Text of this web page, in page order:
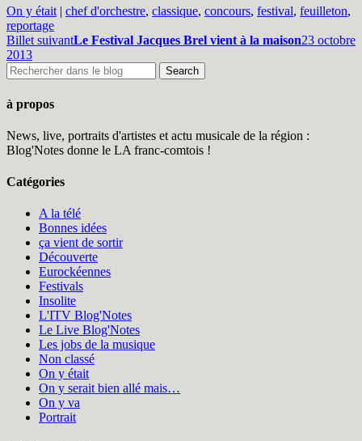
On y était | chef d'orchestre, classique, concours, festival, feuilleton,
reportage
Billet suivantLe Festival Jacques Brel vient à la maison23 octobre
2013
à propos
News, live, portraits d'artistes et actu musicale de la région :
Blog'Notes donne le LA franc-comtois !
Catégories
A la télé
Bonnes idées
ça vient de sortir
Découverte
Eurockéennes
Festivals
Insolite
L'ITV Blog'Notes
Le Live Blog'Notes
Les jobs de la musique
Non classé
On y était
On y serait bien allé mais…
On y va
Portrait